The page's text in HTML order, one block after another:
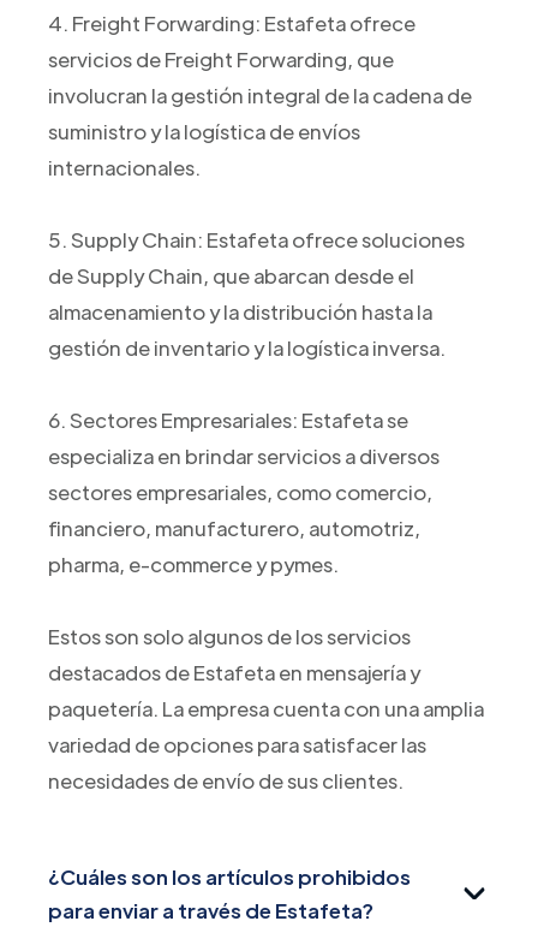
4. Freight Forwarding: Estafeta ofrece
servicios de Freight Forwarding, que
involucran la gestión integral de la cadena de
suministro y la logística de envíos
internacionales.
5. Supply Chain: Estafeta ofrece soluciones
de Supply Chain, que abarcan desde el
almacenamiento y la distribución hasta la
gestión de inventario y la logística inversa.
6. Sectores Empresariales: Estafeta se
especializa en brindar servicios a diversos
sectores empresariales, como comercio,
financiero, manufacturero, automotriz,
pharma, e-commerce y pymes.
Estos son solo algunos de los servicios
destacados de Estafeta en mensajería y
paquetería. La empresa cuenta con una amplia
variedad de opciones para satisfacer las
necesidades de envío de sus clientes.
¿Cuáles son los artículos prohibidos
para enviar a través de Estafeta?